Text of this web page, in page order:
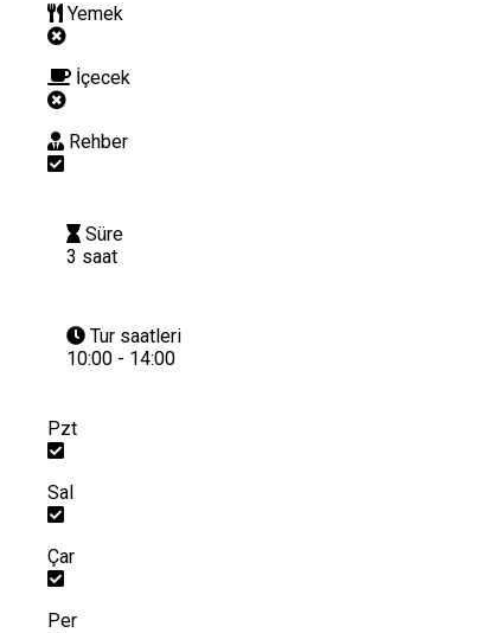
Yemek
İçecek
Rehber
Süre
3 saat
Tur saatleri
10:00 - 14:00
Pzt
Sal
Çar
Per